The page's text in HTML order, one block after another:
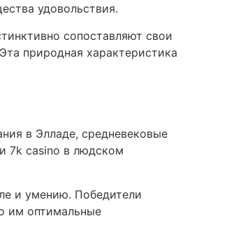
удовольствия.
сопоставляют свои
природная характеристика
в Элладе, средневековые
7k casino в людском
и умению. Победители
им оптимальные